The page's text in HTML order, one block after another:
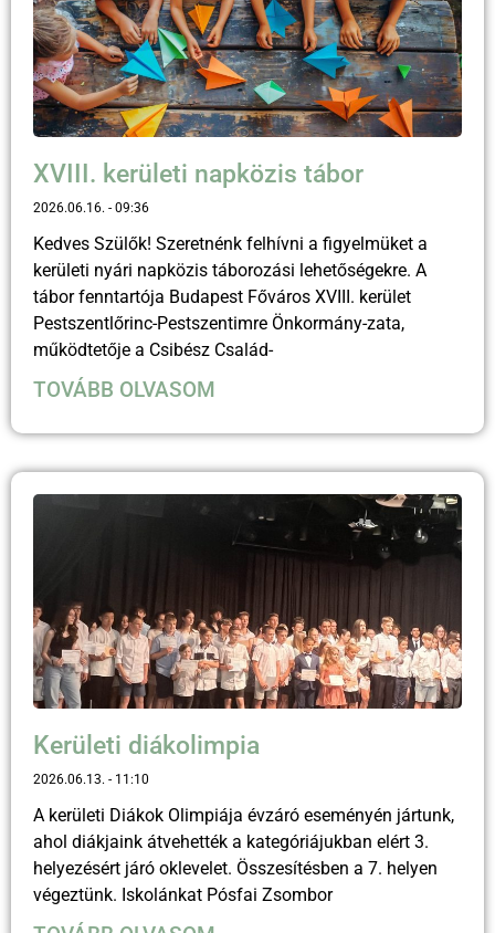
XVIII. kerületi napközis tábor
2026.06.16. 09:36
Kedves Szülők! Szeretnénk felhívni a figyelmüket a
kerületi nyári napközis táborozási lehetőségekre. A
tábor fenntartója Budapest Főváros XVIII. kerület
Pestszentlőrinc-Pestszentimre Önkormány-zata,
működtetője a Csibész Család-
TOVÁBB OLVASOM
Kerületi diákolimpia
2026.06.13. 11:10
A kerületi Diákok Olimpiája évzáró eseményén jártunk,
ahol diákjaink átvehették a kategóriájukban elért 3.
helyezésért járó oklevelet. Összesítésben a 7. helyen
végeztünk. Iskolánkat Pósfai Zsombor